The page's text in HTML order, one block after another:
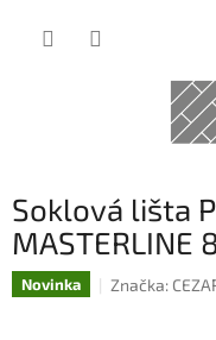
Soklová lišta
MASTERLINE
Novinka Značka: